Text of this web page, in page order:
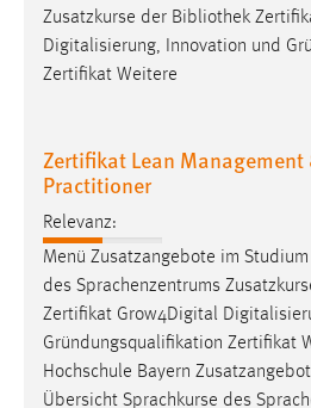
Zusatzkurse der Bibliothek
Digitalisierung, Innovation und
Zertifikat Weitere
Zertifikat Lean Management
Practitioner
Relevanz:
Menü Zusatzangebote im
des Sprachenzentrums
Zertifikat Grow4Digital
Gründungsqualifikation Zertifikat
Hochschule Bayern
Übersicht Sprachkurse des
Google Ads
Name:
Anbieter:
Google Ireland Limited
Zweck:
Conversion-Tracking
Cookie Laufzeit:
3 Monate
Facebook Pixel